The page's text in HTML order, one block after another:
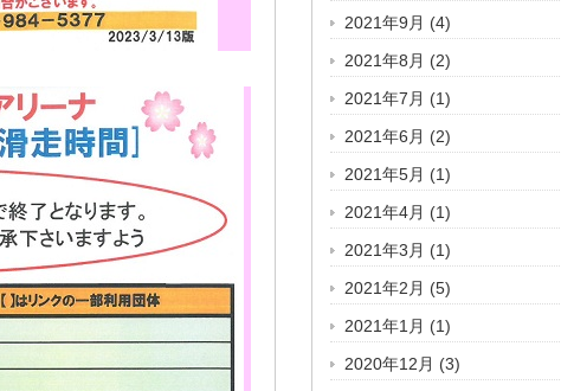
2021年9月 (4)
2021年8月 (2)
2021年7月 (1)
2021年6月 (2)
2021年5月 (1)
2021年4月 (1)
2021年3月 (1)
2021年2月 (5)
2021年1月 (1)
2020年12月 (3)